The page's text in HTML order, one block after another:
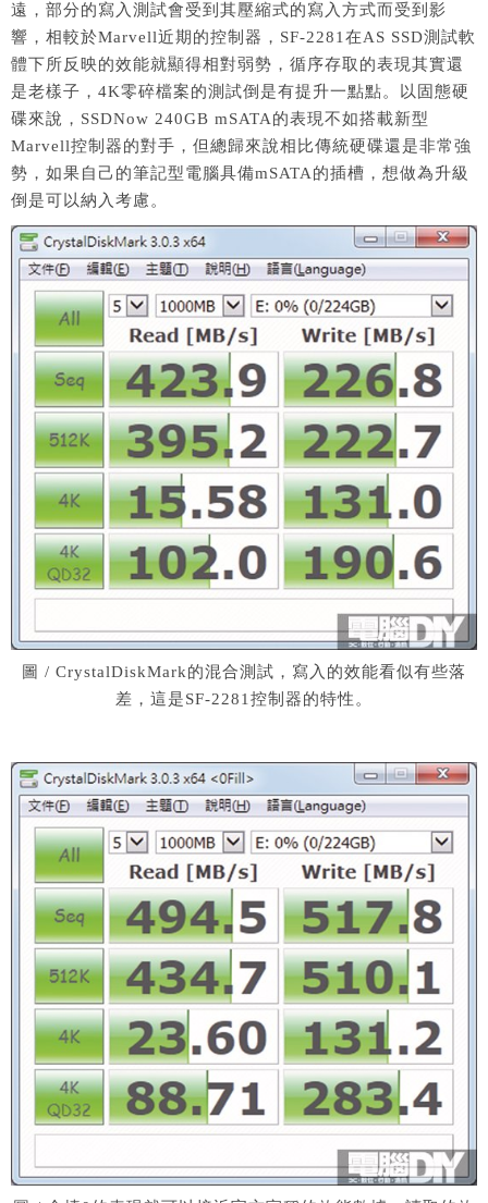
遠，部分的寫入測試會受到其壓縮式的寫入方式而受到影
響，相較於Marvell近期的控制器，SF-2281在AS SSD測試軟
體下所反映的效能就顯得相對弱勢，循序存取的表現其實還
是老樣子，4K零碎檔案的測試倒是有提升一點點。以固態硬
碟來說，SSDNow 240GB mSATA的表現不如搭載新型
Marvell控制器的對手，但總歸來說相比傳統硬碟還是非常強
勢，如果自己的筆記型電腦具備mSATA的插槽，想做為升級
倒是可以納入考慮。
圖 / CrystalDiskMark的混合測試，寫入的效能看似有些落
差，這是SF-2281控制器的特性。